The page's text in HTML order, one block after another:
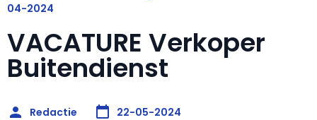
04-2024
VACATURE Verkoper
Buitendienst
Redactie 22-05-2024